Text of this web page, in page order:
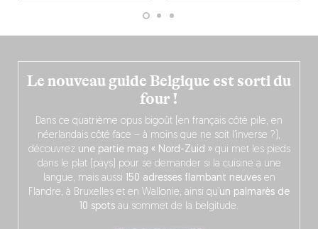
Le nouveau guide Belgique est sorti du
four !
Dans ce quatrième opus bigoût (en français côté pile, en
néerlandais côté face – à moins que ne soit l’inverse ?),
découvrez une partie mag « Nord-Zuid » qui met les pieds
dans le plat (pays) pour se demander si la cuisine a une
langue, mais aussi 150 adresses flambant neuvesen
Flandre, à Bruxelles et en Wallonie, ainsi qu’un palmarès de
10 spots au sommet de la belgitude.